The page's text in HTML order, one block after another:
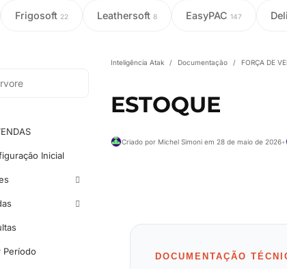
Frigosoft 22 Leathersoft 8 EasyPAC 147
Inicial
Período
Inteligência Atak / Documentação / FORÇA DE
ESTOQUE
Criado por Michel Simoni em 28 de maio de 2026•
DOCUMENTAÇÃO